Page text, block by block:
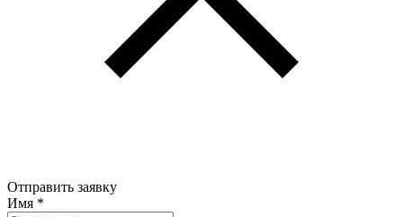
Отправить заявку
Имя *